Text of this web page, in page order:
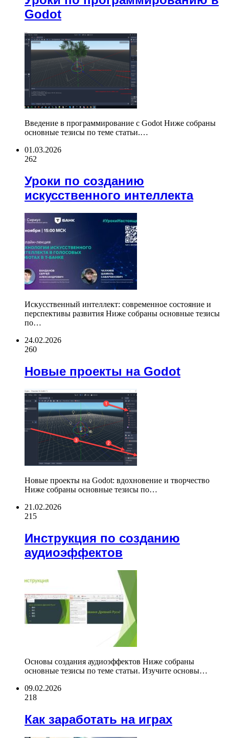
Godot
Введение в программирование с Godot Ниже собраны
основные тезисы по теме статьи.…
01.03.2026
262
Уроки по созданию
искусственного интеллекта
Искусственный интеллект: современное состояние и
перспективы развития Ниже собраны основные тезисы
по…
24.02.2026
260
Новые проекты на Godot
Новые проекты на Godot: вдохновение и творчество
Ниже собраны основные тезисы по…
21.02.2026
215
Инструкция по созданию
аудиоэффектов
Основы создания аудиоэффектов Ниже собраны
основные тезисы по теме статьи. Изучите основы…
09.02.2026
218
Как заработать на играх